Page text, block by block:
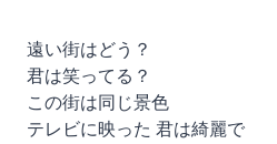
遠い街はどう？
君は笑ってる？
この街は同じ景色
テレビに映った 君は綺麗で